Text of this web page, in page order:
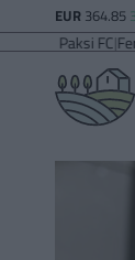
EUR 364.85
Paksi FC|